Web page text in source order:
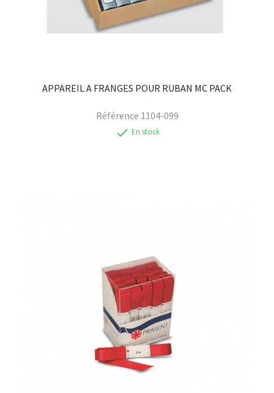
APPAREIL A FRANGES POUR RUBAN MC PACK
Référence 1104-099
check En stock